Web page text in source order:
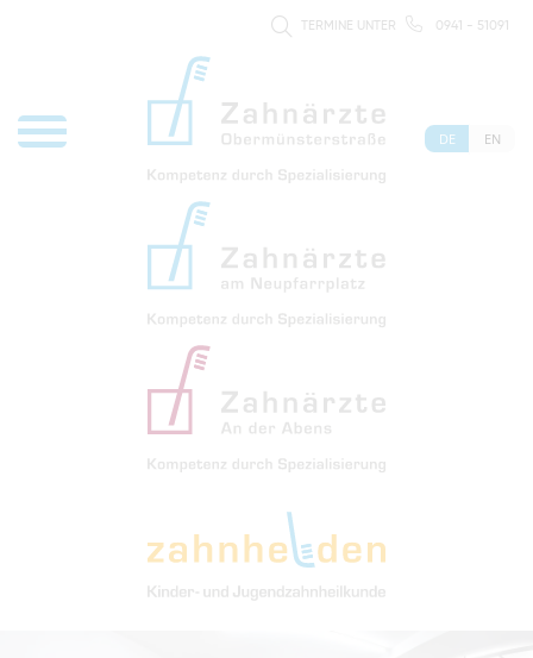
TERMINE UNTER 0941 - 51091
DE EN